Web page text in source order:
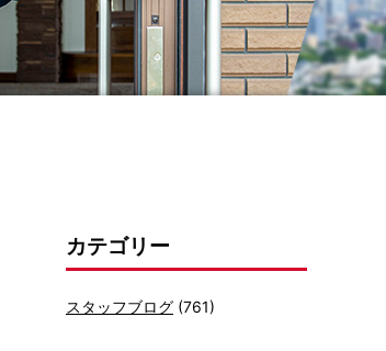
カテゴリー
スタッフブログ (761)